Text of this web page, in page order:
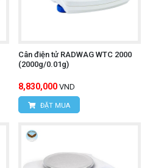
Cân điện tử RADWAG WTC 2000
(2000g/0.01g)
8,830,000 VND
ĐẶT MUA